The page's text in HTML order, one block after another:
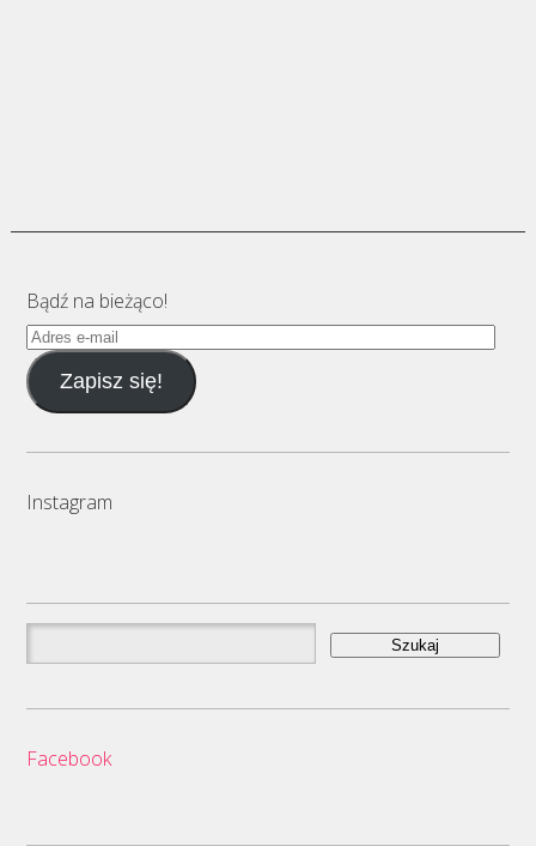
Bądź na bieżąco!
Adres
e-
mailZapisz się!
Instagram
Szukaj:
Facebook